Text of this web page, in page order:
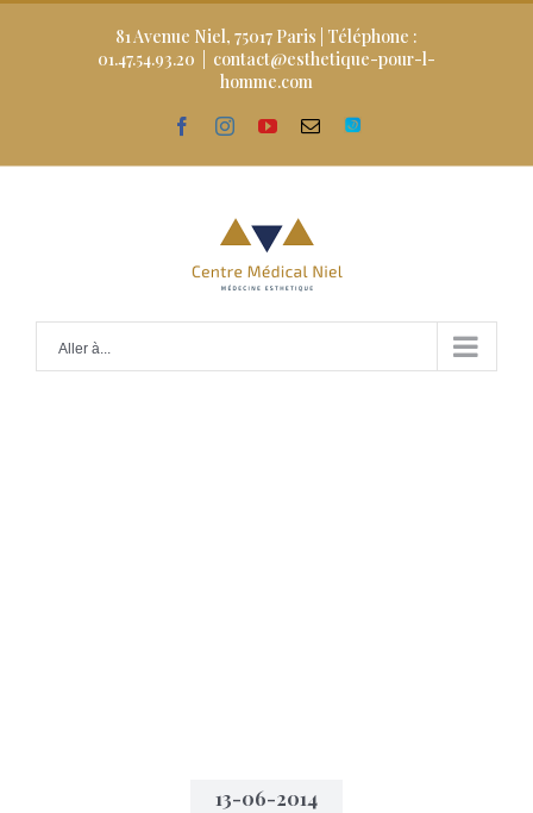
Skip
81 Avenue Niel, 75017 Paris | Téléphone :
01.47.54.93.20
contact@esthetique-pour-l-
homme.com
facebookinstagram
youtubeEmailDoctolib
Aller à...
13-06-2014